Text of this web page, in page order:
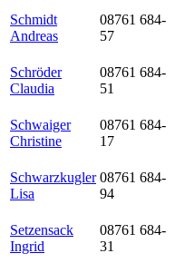
Schmidt
Andreas
08761 684-
57
Schröder
Claudia
08761 684-
51
Schwaiger
Christine
08761 684-
17
Schwarzkugler
Lisa
08761 684-
94
Setzensack
Ingrid
08761 684-
31